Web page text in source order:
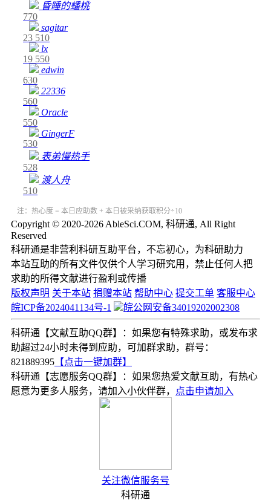
昏睡的蟠桃
770
sagitar
23 510
lx
19 550
edwin
630
22336
560
Oracle
550
GingerF
530
表弟慢热手
528
渡人舟
510
注：热心度 = 本日应助数 + 本日被采纳获取积分÷10
Copyright © 2020-2026 AbleSci.COM, 科研通, All Right
Reserved
科研通是非营利科研互助平台，不忘初心，为科研助力
本站互助的所有文件仅供个人学习研究用，禁止任何人把
求助的所得文献进行盈利或传播
版权声明 关于本站 捐赠本站 帮助中心 提交工单 客服中心
皖ICP备2024041134号-1
皖公网安备34019202002308
科研通【文献互助QQ群】：如果您有特殊求助，或发布求
助超过24小时未得到应助，可加群求助，群号：
821889395 【点击一键加群】
科研通【志愿服务QQ群】：如果您热爱文献互助，有热心
愿意为更多人服务，请加入小伙伴群，
点击申请加入
关注微信服务号
科研通